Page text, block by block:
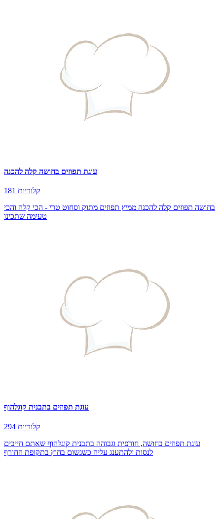
עוגת תפוזים בחושה קלה להכנה
181 קלוריות
בחושה תפוזים קלה להכנה ממיץ תפוזים מתוק וסחוט טרי - הכי קלה והכי
טעימה שתכינו
עוגת תפוזים בתבנית קוגלהוף
294 קלוריות
עוגת תפוזים בחושה, חורפית וגבוהה בתבנית קוגלהוף שאתם חייבים
לנסות ולהתענג עליה כשגשום בחוץ בתקופת החורף